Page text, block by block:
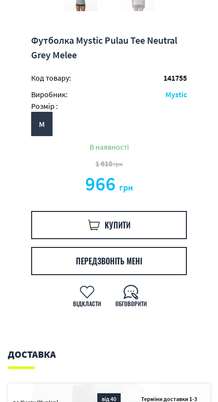
Футболка Mystic Pulau Tee Neutral
Grey Melee
Код товару:
141755
Виробник:
Mystic
Розмір :
M
В наявності
1 610грн
966 грн
КУПИТИ
ПЕРЕДЗВОНІТЬ МЕНІ
ВІДКЛАСТИ ОБГОВОРИТИ
ДОСТАВКА
від 40
Терміни доставки 1-3